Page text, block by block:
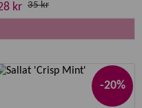
kr 35 kr
-20%